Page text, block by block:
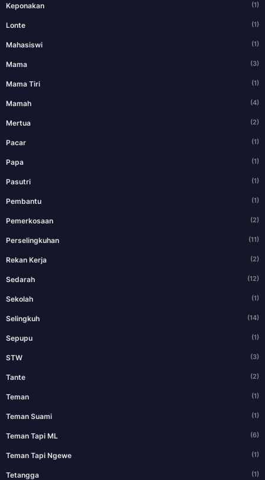
Keponakan (1)
Lonte (1)
Mahasiswi (1)
Mama (3)
Mama Tiri (1)
Mamah (4)
Mertua (2)
Pacar (1)
Papa (1)
Pasutri (1)
Pembantu (1)
Pemerkosaan (2)
Perselingkuhan (11)
Rekan Kerja (2)
Sedarah (12)
Sekolah (1)
Selingkuh (14)
Sepupu (1)
STW (3)
Tante (2)
Teman (1)
Teman Suami (1)
Teman Tapi ML (6)
Teman Tapi Ngewe (1)
Tetangga (1)